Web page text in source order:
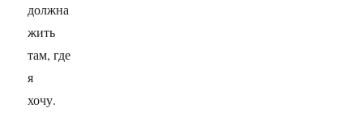
должна
жить
там, где
я
хочу.